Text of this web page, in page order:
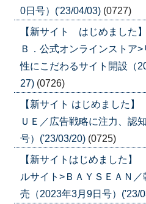
0日号）('23/04/03) (0727)
【新サイト はじめまし
Ｂ．公式オンラインストア
性にこだわるサイト開設（
27) (0726)
【新サイト はじめました
ＵＥ／広告戦略に注力、認
号）('23/03/20) (0725)
【新サイトはじめました
ルサイト>ＢＡＹＳＥＡＮ
売（2023年3月9日号）('23/